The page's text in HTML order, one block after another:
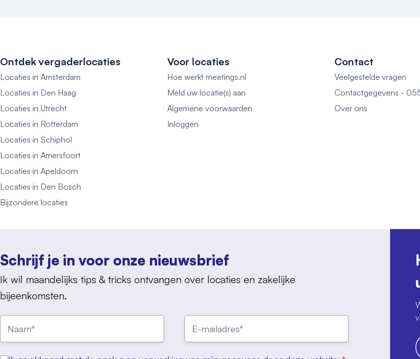
Ontdek vergaderlocaties
Locaties in Amsterdam
Locaties in Den Haag
Locaties in Utrecht
Locaties in Rotterdam
Locaties in Schiphol
Locaties in Amersfoort
Locaties in Apeldoorn
Locaties in Den Bosch
Bijzondere locaties
Voor locaties
Hoe werkt meetings.nl
Meld uw locatie(s) aan
Algemene voorwaarden
Inloggen
Contact
Veelgestelde vragen
Contactgegevens -
Over ons
Schrijf je in voor onze nieuwsbrief
Ik wil maandelijks tips & tricks ontvangen over locaties en zakelijke
bijeenkomsten.